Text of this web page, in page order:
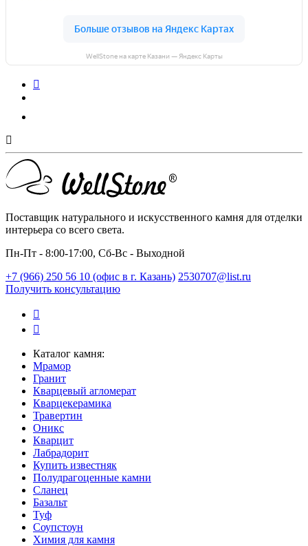
WellStone на карте Казани — Яндекс Карты
Поставщик натурального и искусственного камня для отделки
интерьера со всего света.
Пн-Пт - 8:00-17:00, Сб-Вс - Выходной
+7 (966) 250 56 10 (офис в г. Казань) 2530707@list.ru
Получить консультацию
Каталог камня:
Мрамор
Гранит
Кварцевый агломерат
Кварцекерамика
Травертин
Оникс
Кварцит
Лабрадорит
Купить известняк
Полудрагоценные камни
Сланец
Базальт
Туф
Соупстоун
Химия для камня